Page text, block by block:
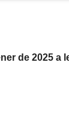
de 2025 a